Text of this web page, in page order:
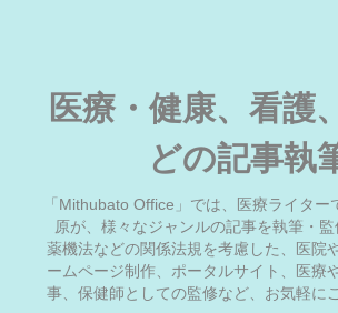
医療・健康、看護
どの記事執
「Mithubato Office」では、医療ライター
原が、様々なジャンルの記事を執筆・監
薬機法などの関係法規を考慮した、医院
ームページ制作、ポータルサイト、医療
事、保健師としての監修など、お気軽に